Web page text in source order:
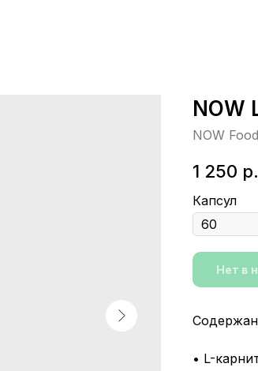
NOW
NOW
1 250 р.
Капсул
Нет в
• L-